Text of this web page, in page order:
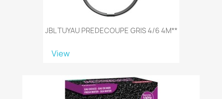
JBL TUYAU PREDECOUPE GRIS 4/6 4M**
View